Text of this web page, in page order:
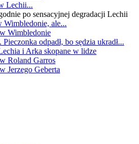
Lechii...
po sensacyjnej degradacji Lechii
Wimbledonie, ale...
Wimbledonie
odpadł, bo sędzia ukradł...
i Arka skopane w lidze
Roland Garros
Jerzego Geberta